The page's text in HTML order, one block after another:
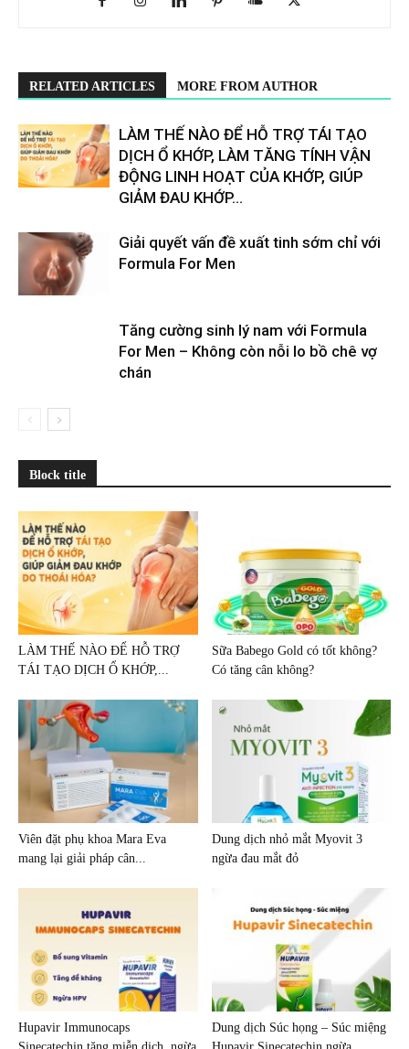
RELATED ARTICLES MORE FROM AUTHOR
LÀM THẾ NÀO ĐỂ HỖ TRỢ TÁI TẠO
DỊCH Ổ KHỚP, LÀM TĂNG TÍNH VẬN
ĐỘNG LINH HOẠT CỦA KHỚP, GIÚP
GIẢM ĐAU KHỚP...
Giải quyết vấn đề xuất tinh sớm chỉ với
Formula For Men
Tăng cường sinh lý nam với Formula
For Men – Không còn nỗi lo bồ chê vợ
chán
Block title
LÀM THẾ NÀO ĐỂ HỖ TRỢ
TÁI TẠO DỊCH Ổ KHỚP,...
Sữa Babego Gold có tốt không?
Có tăng cân không?
Viên đặt phụ khoa Mara Eva
mang lại giải pháp cân...
Dung dịch nhỏ mắt Myovit 3
ngừa đau mắt đỏ
Hupavir Immunocaps
Dung dịch Súc họng – Súc miệng